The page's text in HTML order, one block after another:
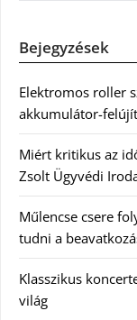
Bejegyzések
Elektromos roller
akkumulátor-
Miért kritikus az
Zsolt Ügyvédi
Műlencse csere
tudni a
Klasszikus
világ